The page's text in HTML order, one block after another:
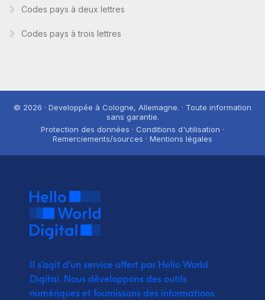
Codes pays à deux lettres
Codes pays à trois lettres
© 2026 · Developpée à Cologne, Allemagne. · Toute information
sans garantie.
Protection des données · Conditions d'utilisation ·
Remerciements/sources · Mentions légales
Il s'agit d'un service offert par Hello World
Digital. Nous développons des outils
numériques et fournissons des informations